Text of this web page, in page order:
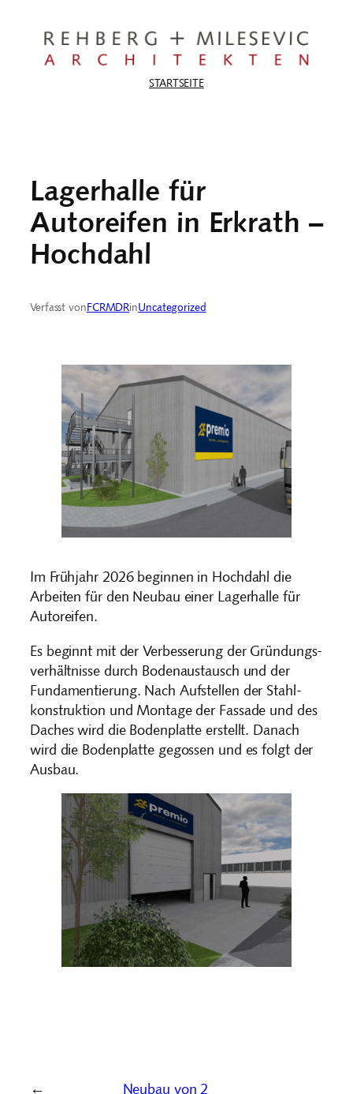
springen
STARTSEITE
Lagerhalle für
Autoreifen in Erkrath –
Hochdahl
Verfasst vonFCRMDRinUncategorized
Im Frühjahr 2026 beginnen in Hochdahl die
Arbeiten für den Neubau einer Lagerhalle für
Autoreifen.
Es beginnt mit der Verbesserung der Gründungs-
verhältnisse durch Bodenaustausch und der
Fundamentierung. Nach Aufstellen der Stahl-
konstruktion und Montage der Fassade und des
Daches wird die Bodenplatte erstellt. Danach
wird die Bodenplatte gegossen und es folgt der
Ausbau.
←
Neubau von 2